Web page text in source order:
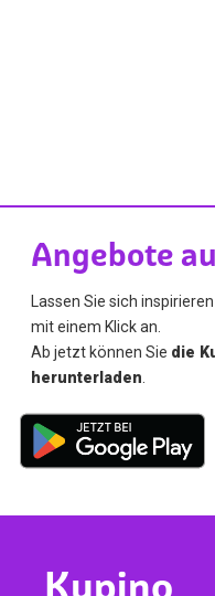
Angebote
Lassen Sie sich
mit einem Klick an.
Ab jetzt können Sie die
herunterladen